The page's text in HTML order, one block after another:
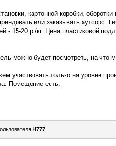
картонной коробки,
или заказывать аутсорс.
- 15-20 р./кг. Цена пластиковой
можно будет посмотреть, на что
участвовать только на уровне
Помещение есть.
H777